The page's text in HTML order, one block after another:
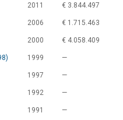
2011 € 3.844.497
2006 € 1.715.463
2000 € 4.058.409
1999 —
1997 —
1992 —
1991 —